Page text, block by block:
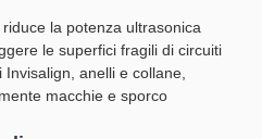
la potenza ultrasonica
le superfici fragili di circuiti
anelli e collane,
macchie e sporco